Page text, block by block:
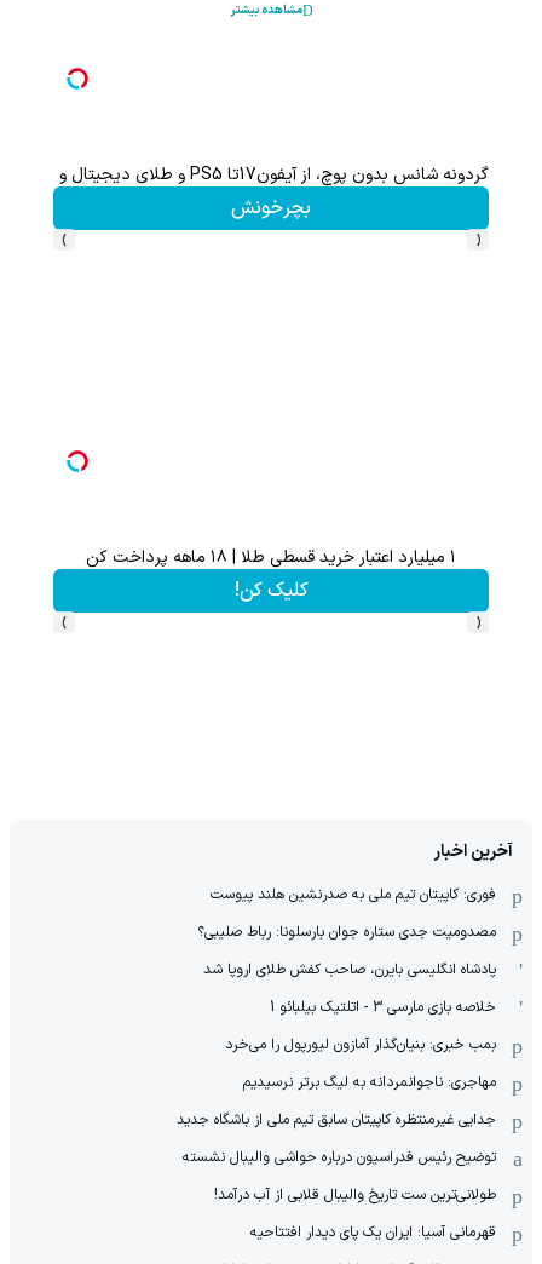
مشاهده بیشتر
با خرید اول از گریم 200 سوت هدیه بگیر
کلیک کن!
‹
›
ثبت نام کن؛خرید کن؛نقره ببر
کلیک کن!
‹
›
آخرین اخبار
فوری: کاپیتان تیم ملی به صدرنشین هلند پیوست
مصدومیت جدی ستاره جوان بارسلونا: رباط صلیبی؟
پادشاه انگلیسی بایرن، صاحب کفش طلای اروپا شد
خلاصه بازی مارسی 3 - اتلتیک بیلبائو 1
بمب خبری: بنیان‌گذار آمازون لیورپول را می‌خرد
مهاجری: ناجوانمردانه به لیگ برتر نرسیدیم
جدایی غیرمنتظره کاپیتان سابق تیم ملی از باشگاه جدید
توضیح رئیس فدراسیون درباره حواشی والیبال نشسته
طولانی‌ترین ست تاریخ والیبال قلابی از آب درآمد!
قهرمانی آسیا: ایران یک پای دیدار افتتاحیه